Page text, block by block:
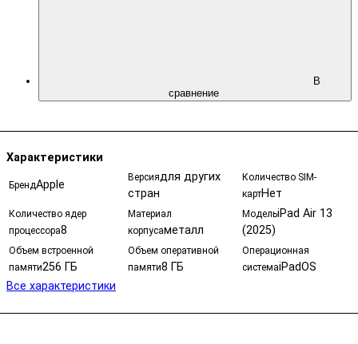
В
сравнение
Характеристики
БрендApple
Версиядля других
стран
Количество SIM-
картНет
Количество ядер
процессора8
Материал
корпусаметалл
МодельiPad Air 13
(2025)
Объем встроенной
памяти256 ГБ
Объем оперативной
памяти8 ГБ
Операционная
системаiPadOS
Все характеристики